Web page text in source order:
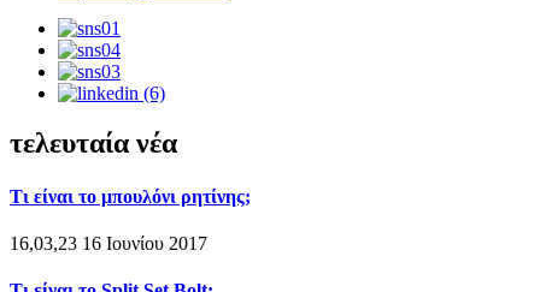
τελευταία νέα
Τι είναι το μπουλόνι ρητίνης;
16,03,23 16 Ιουνίου 2017